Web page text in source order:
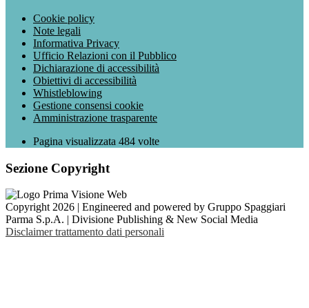
Cookie policy
Note legali
Informativa Privacy
Ufficio Relazioni con il Pubblico
Dichiarazione di accessibilità
Obiettivi di accessibilità
Whistleblowing
Gestione consensi cookie
Amministrazione trasparente
Pagina visualizzata 484 volte
Sezione Copyright
Copyright 2026 | Engineered and powered by Gruppo Spaggiari
Parma S.p.A. | Divisione Publishing & New Social Media
Disclaimer trattamento dati personali